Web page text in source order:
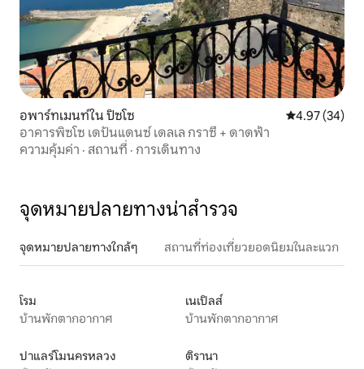
อพาร์ทเมนท์ใน ปิซโซ คะแนนเฉลี่ย
4.97 (34)
อาคารพิซโซ เดปันแดนซ์ เดลเล กราซี + ดาดฟ้า
ความคุ้มค่า · สถานที่ · การเดินทาง
จุดหมายปลายทางน่าสำรวจ
จุดหมายปลายทางใกล้ๆ สถานที่ท่องเที่ยวยอดนิยมในละแวก
โรม
บ้านพักตากอากาศ
เนเปิลส์
บ้านพักตากอากาศ
ปาแลร์โมนครหลวง
ติรานา